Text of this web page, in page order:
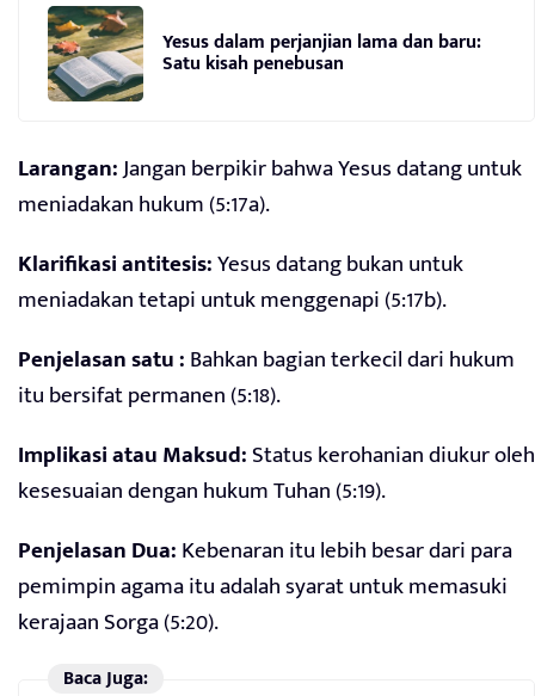
Yesus dalam perjanjian lama dan baru:
Satu kisah penebusan
Larangan:Jangan berpikir bahwa Yesus datang untuk
meniadakan hukum (5:17a).
Klarifikasi antitesis:Yesus datang bukan untuk
meniadakan tetapi untuk menggenapi (5:17b).
Penjelasan satu :Bahkan bagian terkecil dari hukum
itu bersifat permanen (5:18).
Implikasi atau Maksud:Status kerohanian diukur oleh
kesesuaian dengan hukum Tuhan (5:19).
Penjelasan Dua:Kebenaran itu lebih besar dari para
pemimpin agama itu adalah syarat untuk memasuki
kerajaan Sorga (5:20).
Baca Juga: